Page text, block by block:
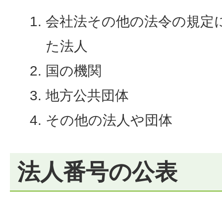
会社法その他の法令の規定
た法人
国の機関
地方公共団体
その他の法人や団体
法人番号の公表